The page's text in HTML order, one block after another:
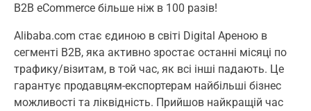
B2B eCommerce більше ніж в 100 разів!
Alibaba.com стає єдиною в світі Digital Ареною в
сегменті B2B, яка активно зростає останні місяці по
трафику/візитам, в той час, як всі інші падають. Це
гарантує продавцям-експортерам найбільші бізнес
можливості та ліквідність. Прийшов найкращій час